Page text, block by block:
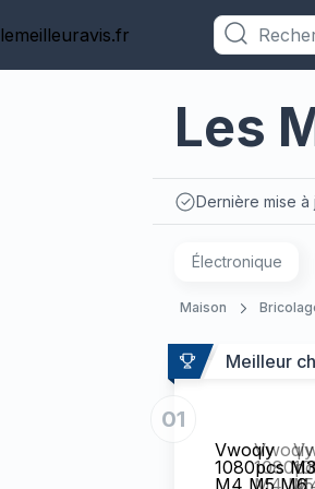
lemeilleuravis.fr
Les
Dernière mise
Électronique
Maison
Meilleur
01
Vwoqiy
1080pcs M3
M4 M5 M6
Vwoqiy
M4